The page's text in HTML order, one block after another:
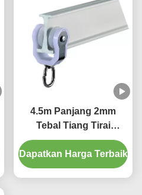
4.5m Panjang 2mm
Tebal Tiang Tirai
Jendela Teluk Ditekuk
Tahan Lama
Dapatkan Harga Terbaik